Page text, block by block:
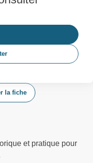
la fiche
et pratique pour